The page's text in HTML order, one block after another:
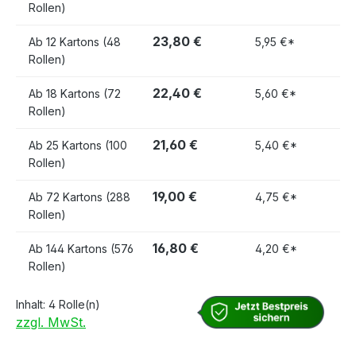
Rollen)
Ab 12 Kartons (48
Rollen)
23,80 € 5,95 €*
Ab 18 Kartons (72
Rollen)
22,40 € 5,60 €*
Ab 25 Kartons (100
Rollen)
21,60 € 5,40 €*
Ab 72 Kartons (288
Rollen)
19,00 € 4,75 €*
Ab 144 Kartons (576
Rollen)
16,80 € 4,20 €*
Inhalt: 4 Rolle(n)
zzgl. MwSt.